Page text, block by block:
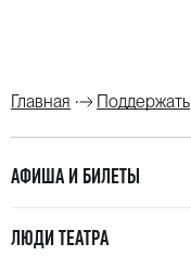
Главная Поддержать
АФИША И БИЛЕТЫ
ЛЮДИ ТЕАТРА